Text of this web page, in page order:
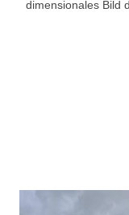
dimensionales Bild